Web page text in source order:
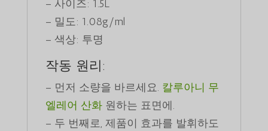
– 사이즈: 1.5L
– 밀도: 1.08g/ml
– 색상: 투명
작동 원리:
– 먼저 소량을 바르세요. 칼루아니 무
엘레어 산화원하는 표면에.
– 두 번째로, 제품이 효과를 발휘하도